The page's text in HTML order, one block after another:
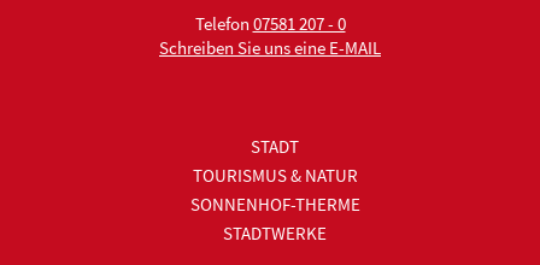
Telefon 07581 207 - 0
Schreiben Sie uns eine E-MAIL
STADT
TOURISMUS & NATUR
SONNENHOF-THERME
STADTWERKE